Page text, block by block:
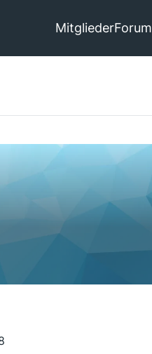
MitgliederForum